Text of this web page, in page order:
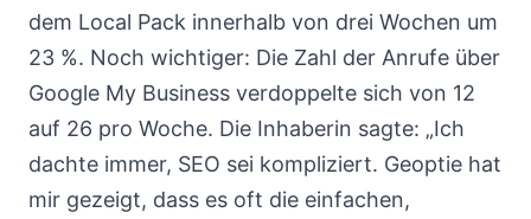
dem Local Pack innerhalb von drei Wochen um
23 %. Noch wichtiger: Die Zahl der Anrufe über
Google My Business verdoppelte sich von 12
auf 26 pro Woche. Die Inhaberin sagte: „Ich
dachte immer, SEO sei kompliziert. Geoptie hat
mir gezeigt, dass es oft die einfachen,